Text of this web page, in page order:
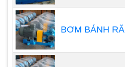
bơm giếng khoan để
đáp ứng yêu cầu của
Đào sâu và vệ sinh
sạch giếng khoan để
lắng đọng. Đảm bảo
BƠM BÁNH